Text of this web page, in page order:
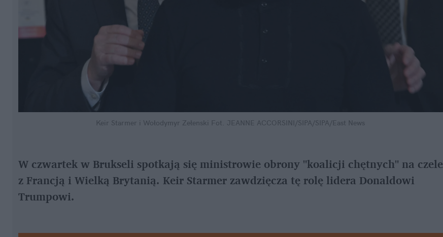
Keir Starmer i Wołodymyr Zełenski Fot. JEANNE ACCORSINI/SIPA/SIPA/East News
W czwartek w Brukseli spotkają się ministrowie obrony "koalicji chętnych" na czele
z Francją i Wielką Brytanią. Keir Starmer zawdzięcza tę rolę lidera Donaldowi
Trumpowi.